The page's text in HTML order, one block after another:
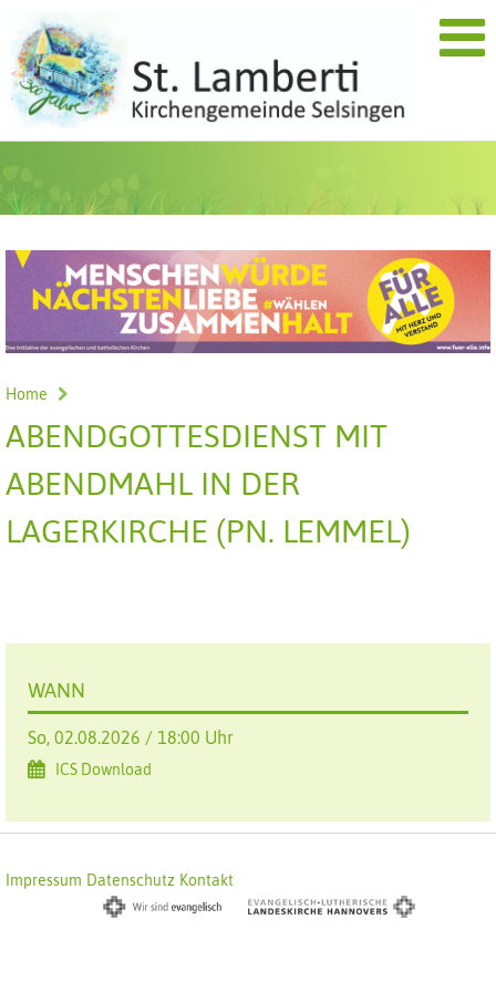
Home
ABENDGOTTESDIENST MIT
ABENDMAHL IN DER
LAGERKIRCHE (PN. LEMMEL)
WANN
So, 02.08.2026 / 18:00 Uhr
ICS Download
Impressum Datenschutz Kontakt